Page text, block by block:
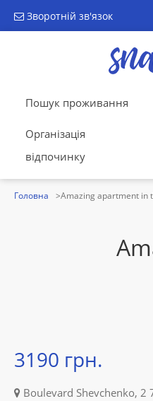
Зворотній зв'язок
Пошук проживання
Організація
відпочинку
Головна Amazing apartment in
3190 грн.
Boulevard Shevchenko,